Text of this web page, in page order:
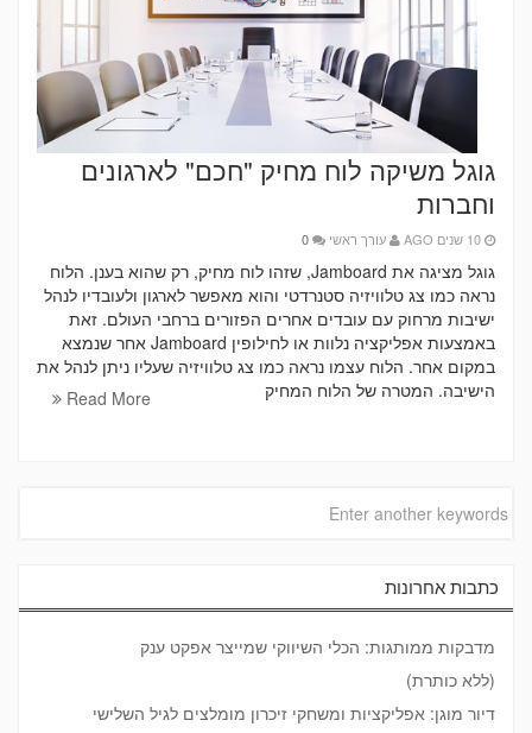
גוגל משיקה לוח מחיק "חכם" לארגונים
וחברות
עורך ראשי 0
גוגל מציגה את Jamboard, שזהו לוח מחיק, רק שהוא בענן. הלוח
נראה כמו צג טלוויזיה סטנרדטי והוא מאפשר לארגון ולעובדיו לנהל
ישיבות מרחוק עם עובדים אחרים הפזורים ברחבי העולם. זאת
באמצעות אפליקציה נלוות או לחילופין Jamboard אחר שנמצא
במקום אחר. הלוח עצמו נראה כמו צג טלוויזיה שעליו ניתן לנהל את
הישיבה. המטרה של הלוח המחיק
Read More
כתבות אחרונות
מדבקות ממותגות: הכלי השיווקי שמייצר אפקט ענק
(ללא כותרת)
דיור מוגן: אפליקציות ומשחקי זיכרון מומלצים לגיל השלישי